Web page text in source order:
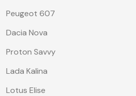
Peugeot 607
Dacia Nova
Proton Savvy
Lada Kalina
Lotus Elise